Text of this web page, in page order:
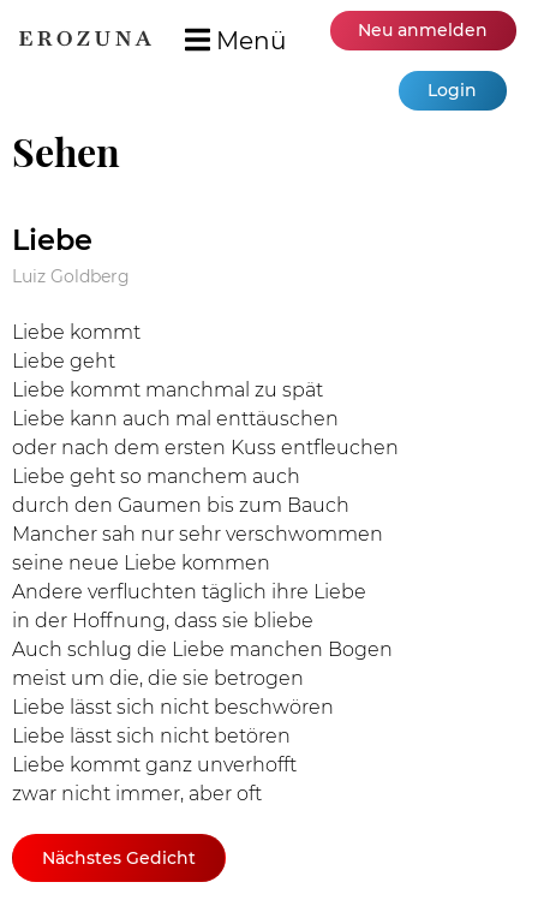
Menü Neu anmelden
Login
Sehen
Liebe
Luiz Goldberg
Liebe kommt
Liebe geht
Liebe kommt manchmal zu spät
Liebe kann auch mal enttäuschen
oder nach dem ersten Kuss entfleuchen
Liebe geht so manchem auch
durch den Gaumen bis zum Bauch
Mancher sah nur sehr verschwommen
seine neue Liebe kommen
Andere verfluchten täglich ihre Liebe
in der Hoffnung, dass sie bliebe
Auch schlug die Liebe manchen Bogen
meist um die, die sie betrogen
Liebe lässt sich nicht beschwören
Liebe lässt sich nicht betören
Liebe kommt ganz unverhofft
zwar nicht immer, aber oft
Nächstes Gedicht